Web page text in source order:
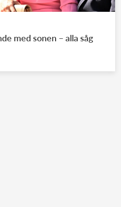
med sonen – alla såg